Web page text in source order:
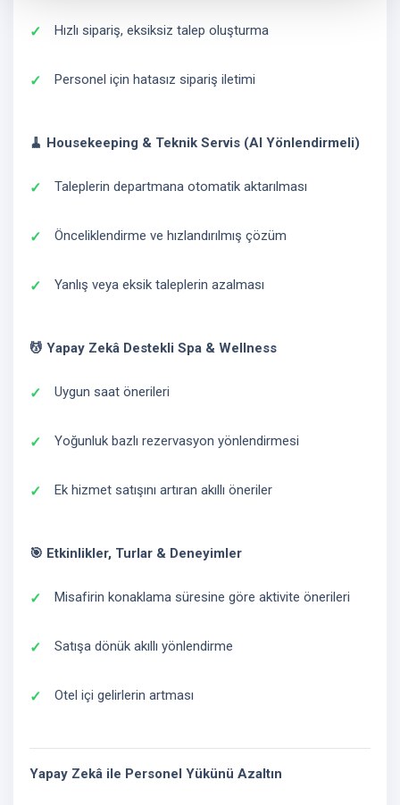
Hızlı sipariş, eksiksiz talep oluşturma
Personel için hatasız sipariş iletimi
🧹 Housekeeping & Teknik Servis (AI Yönlendirmeli)
Taleplerin departmana otomatik aktarılması
Önceliklendirme ve hızlandırılmış çözüm
Yanlış veya eksik taleplerin azalması
💆 Yapay Zekâ Destekli Spa & Wellness
Uygun saat önerileri
Yoğunluk bazlı rezervasyon yönlendirmesi
Ek hizmet satışını artıran akıllı öneriler
🎯 Etkinlikler, Turlar & Deneyimler
Misafirin konaklama süresine göre aktivite önerileri
Satışa dönük akıllı yönlendirme
Otel içi gelirlerin artması
Yapay Zekâ ile Personel Yükünü Azaltın